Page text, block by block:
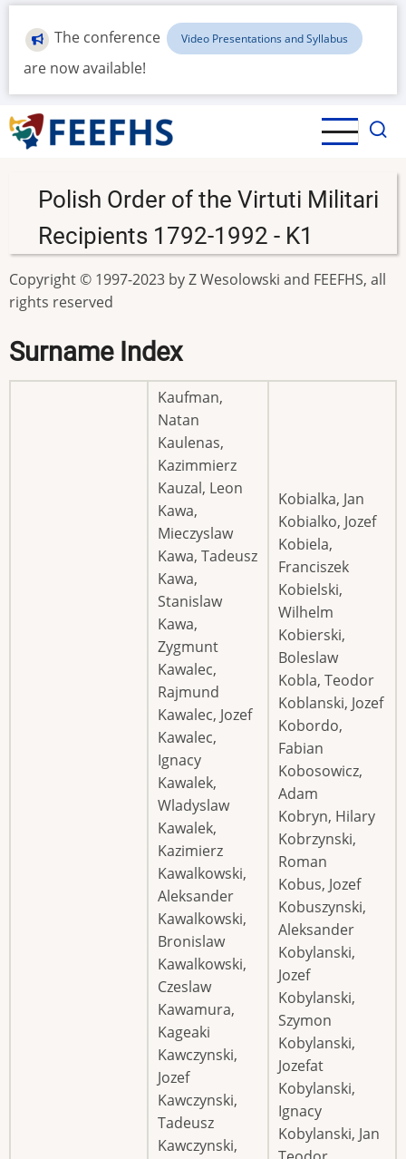
Skip
main
content
The conference Video Presentations and Syllabus
are now available!
Polish Order of the Virtuti Militari
Recipients 1792-1992 - K1
Copyright © 1997-2023 by Z Wesolowski and FEEFHS, all
rights reserved
Surname Index
Kaufman,
Natan
Kaulenas,
Kazimmierz
Kauzal, Leon
Kawa,
Mieczyslaw
Kawa, Tadeusz
Kawa,
Stanislaw
Kawa,
Zygmunt
Kawalec,
Rajmund
Kawalec, Jozef
Kawalec,
Ignacy
Kawalek,
Wladyslaw
Kawalek,
Kazimierz
Kawalkowski,
Aleksander
Kawalkowski,
Bronislaw
Kawalkowski,
Czeslaw
Kawamura,
Kageaki
Kawczynski,
Jozef
Kawczynski,
Tadeusz
Kawczynski,
Kobialka, Jan
Kobialko, Jozef
Kobiela,
Franciszek
Kobielski,
Wilhelm
Kobierski,
Boleslaw
Kobla, Teodor
Koblanski, Jozef
Kobordo,
Fabian
Kobosowicz,
Adam
Kobryn, Hilary
Kobrzynski,
Roman
Kobus, Jozef
Kobuszynski,
Aleksander
Kobylanski,
Jozef
Kobylanski,
Szymon
Kobylanski,
Jozefat
Kobylanski,
Ignacy
Kobylanski, Jan